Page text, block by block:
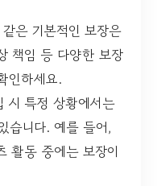
은 기본적인 보장은
책임 등 다양한 보장
인하세요.
시 특정 상황에서는
습니다. 예를 들어,
활동 중에는 보장이